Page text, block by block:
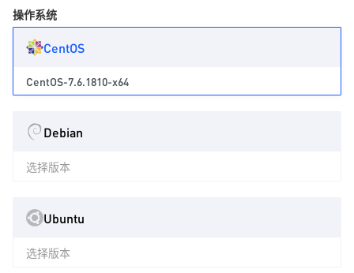
操作系统
CentOS
CentOS-7.6.1810-x64
Debian
选择版本
Ubuntu
选择版本